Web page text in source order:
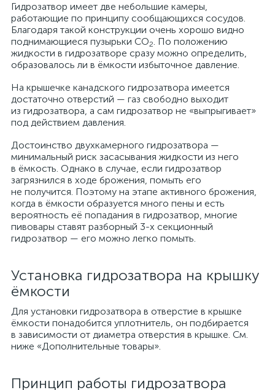
Гидрозатвор имеет две небольшие камеры,
работающие по принципу сообщающихся сосудов.
Благодаря такой конструкции очень хорошо видно
поднимающиеся пузырьки CO2. По положению
жидкости в гидрозатворе сразу можно определить,
образовалось ли в ёмкости избыточное давление.
На крышечке канадского гидрозатвора имеется
достаточно отверстий — газ свободно выходит
из гидрозатвора, а сам гидрозатвор не «выпрыгивает»
под действием давления.
Достоинство двухкамерного гидрозатвора —
минимальный риск засасывания жидкости из него
в ёмкость. Однако в случае, если гидрозатвор
загрязнился в ходе брожения, помыть его
не получится. Поэтому на этапе активного брожения,
когда в ёмкости образуется много пены и есть
вероятность её попадания в гидрозатвор, многие
пивовары ставят разборный 3-х секционный
гидрозатвор — его можно легко помыть.
Установка гидрозатвора на крышку
ёмкости
Для установки гидрозатвора в отверстие в крышке
ёмкости понадобится уплотнитель, он подбирается
в зависимости от диаметра отверстия в крышке. См.
ниже «Дополнительные товары».
Принцип работы гидрозатвора